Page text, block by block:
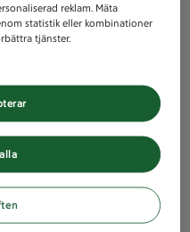
reklam. Mäta
statistik eller kombinationer
tjänster.